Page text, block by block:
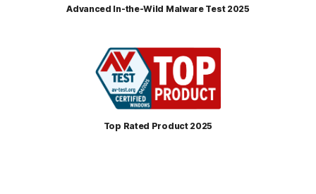
Advanced In-the-Wild Malware Test 2025
Top Rated Product 2025